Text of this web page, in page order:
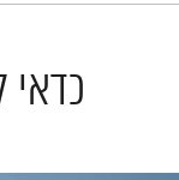
כדאי